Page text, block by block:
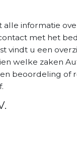
alle informatie
met het
vindt u een
welke zaken
beoordeling of